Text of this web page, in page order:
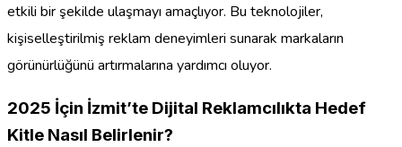
etkili bir şekilde ulaşmayı amaçlıyor. Bu teknolojiler,
kişiselleştirilmiş reklam deneyimleri sunarak markaların
görünürlüğünü artırmalarına yardımcı oluyor.
2025 İçin İzmit’te Dijital Reklamcılıkta Hedef
Kitle Nasıl Belirlenir?